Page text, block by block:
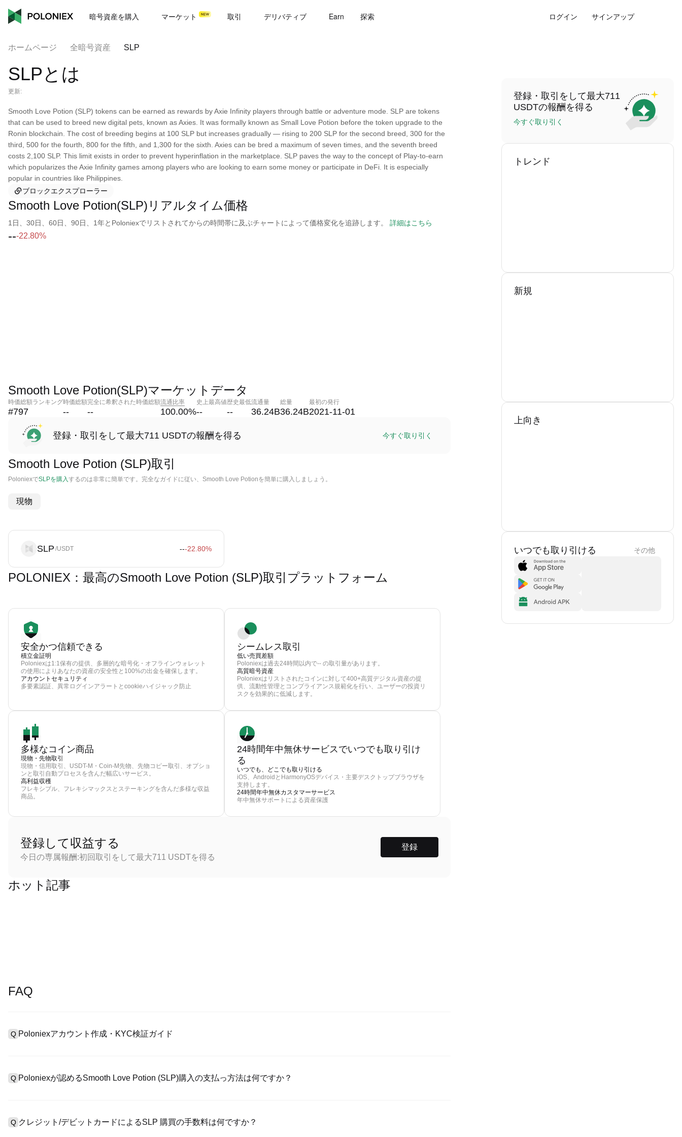
暗号資産を購入 マーケット 取引 デリバティブ Earn 探索 ログイン サインアップ
ホームページ 全暗号資産 SLP
SLPとは
更新:
Smooth Love Potion (SLP) tokens can be earned as rewards by Axie Infinity players through battle or adventure mode. SLP are tokens
that can be used to breed new digital pets, known as Axies. It was formally known as Small Love Potion before the token upgrade to the
Ronin blockchain. The cost of breeding begins at 100 SLP but increases gradually — rising to 200 SLP for the second breed, 300 for the
third, 500 for the fourth, 800 for the fifth, and 1,300 for the sixth. Axies can be bred a maximum of seven times, and the seventh breed
costs 2,100 SLP. This limit exists in order to prevent hyperinflation in the marketplace. SLP paves the way to the concept of Play-to-earn
which popularizes the Axie Infinity games among players who are looking to earn some money or participate in DeFi. It is especially
popular in countries like Philippines.
ブロックエクスプローラー
Smooth Love Potion(SLP)リアルタイム価格
1日、30日、60日、90日、1年とPoloniexでリストされてからの時間帯に及ぶチャートによって価格変化を追跡します。 詳細はこちら
---22.80%
Smooth Love Potion(SLP)マーケットデータ
時価総額ランキング
#797
時価総額
--
完全に希釈された時価総額
--
流通比率
100.00%
史上最高値
--
歴史最低
--
流通量
36.24B
総量
36.24B
最初の発行
2021-11-01
登録・取引をして最大711 USDTの報酬を得る 今すぐ取り引く
Smooth Love Potion (SLP)取引
PoloniexでSLPを購入するのは非常に簡単です。完全なガイドに従い、Smooth Love Potionを簡単に購入しましょう。
現物
SLP /USDT ---22.80%
POLONIEX：最高のSmooth Love Potion (SLP)取引プラットフォーム
安全かつ信頼できる
積立金証明
Poloniexは1:1保有の提供、多層的な暗号化・オフラインウォレット
の使用によりあなたの資産の安全性と100%の出金を確保します。
アカウントセキュリティ
多要素認証、異常ログインアラートとcookieハイジャック防止
シームレス取引
低い売買差額
Poloniexは過去24時間以内で-- の取引量があります。
高質暗号資産
Poloniexはリストされたコインに対して400+高質デジタル資産の提
供、流動性管理とコンプライアンス規範化を行い、ユーザーの投資リ
スクを効果的に低減します。
多様なコイン商品
現物・先物取引
現物・信用取引、USDT-M・Coin-M先物、先物コピー取引、オプショ
ンと取引自動プロセスを含んだ幅広いサービス。
高利益収穫
フレキシブル、フレキシマックスとステーキングを含んだ多様な収益
商品。
24時間年中無休サービスでいつでも取り引け
る
いつでも、どこでも取り引ける
iOS、AndroidとHarmonyOSデバイス・主要デスクトップブラウザを
支持します。
24時間年中無休カスタマーサービス
年中無休サポートによる資産保護
登録して収益する
今日の専属報酬:初回取引をして最大711 USDTを得る
登録
ホット記事
FAQ
Q Poloniexアカウント作成・KYC検証ガイド
>「安全性」へ有効ID証明をアップし、自撮りしてKYC検証を完成させてください。このプロセスは通常24～48時間かかります。
Q Poloniexが認めるSmooth Love Potion (SLP)購入の支払っ方法は何ですか？
入金）（プロセス1～3営業日かかる）;4）$100,000超えた大額売買のためのカスタム価格でのOTC取引。
Q クレジット/デビットカードによるSLP 購買の手数料は何ですか？
登録・取引をして最大711
USDTの報酬を得る
今すぐ取り引く
トレンド
新規
上向き
いつでも取り引ける その他